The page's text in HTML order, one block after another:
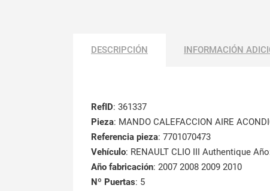
DESCRIPCIÓN INFORMACIÓN
RefID: 361337
Pieza: MANDO CALEFACCION AIRE
Referencia pieza: 7701070473
Vehículo: RENAULT CLIO III Authentique
Año fabricación: 2007 2008 2009 2010
Nº Puertas: 5